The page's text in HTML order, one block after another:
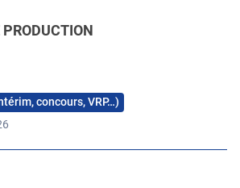
PRODUCTION
concours, VRP…)